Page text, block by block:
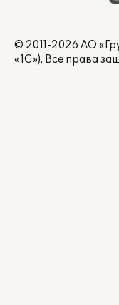
© 2011-2026 АО
«1С»). Все права